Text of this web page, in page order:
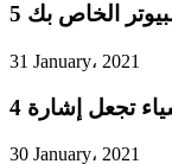
الخاص بك
31 January، 2021
30 January، 2021